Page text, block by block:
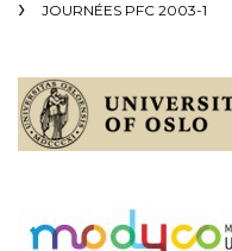
JOURNÉES PFC 2003-1